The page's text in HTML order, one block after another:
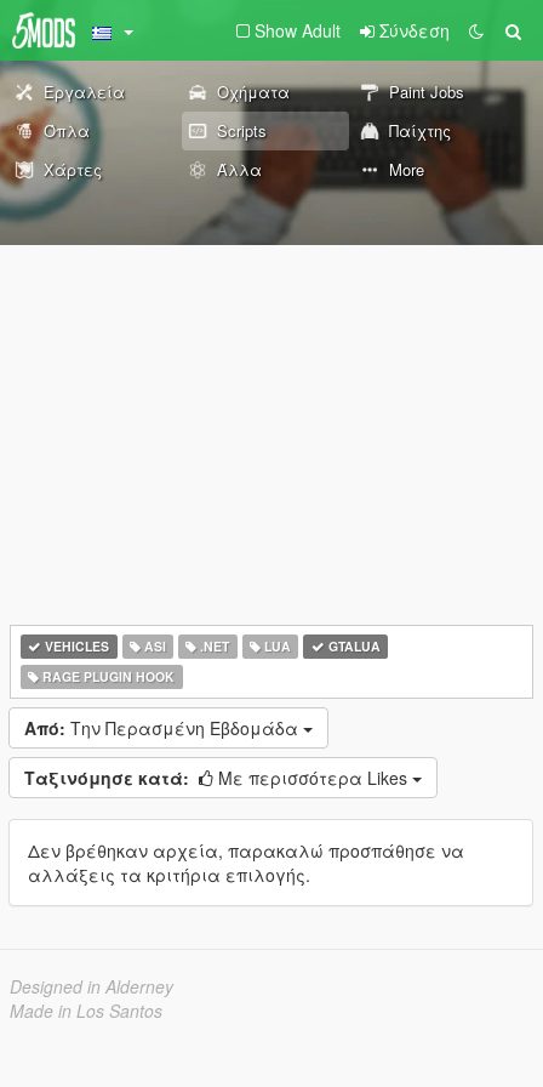
Show Adult Σύνδεση
Εργαλεία Οχήματα
Paint Jobs
Όπλα
Scripts
Παίχτης
Χάρτες
Άλλα More
VEHICLES ASI .NET LUA
GTALUA
RAGE PLUGIN HOOK
Από: Την Περασμένη Εβδομάδα
Ταξινόμησε κατά: Με περισσότερα Likes
Δεν βρέθηκαν αρχεία, παρακαλώ προσπάθησε να
αλλάξεις τα κριτήρια επιλογής.
Designed in Alderney
Made in Los Santos